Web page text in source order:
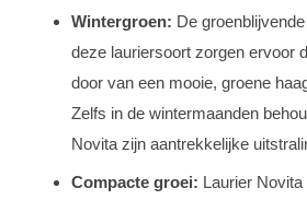
Wintergroen: De
deze lauriersoort zorgen ervoor
door van een mooie, groene
Zelfs in de wintermaanden
Novita zijn aantrekkelijke
Compacte groei: Laurier Novita